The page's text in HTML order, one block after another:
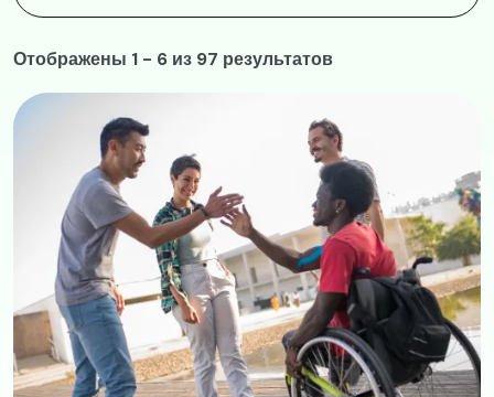
Отображены 1 - 6 из 97 результатов
Image